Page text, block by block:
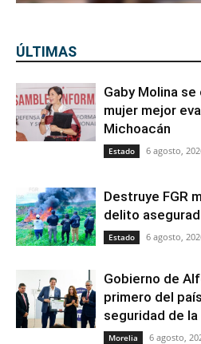
ÚLTIMAS
Gaby Molina
mujer mejor
Michoacán
Estado 6 agosto,
Destruye FGR
delito
Estado 6 agosto,
Gobierno de
primero del
seguridad de
Morelia 6 agosto,